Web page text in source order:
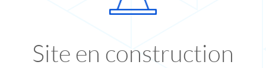
Site en construction